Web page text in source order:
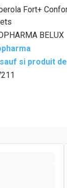
Fort+
BELUX
si produit
apportant